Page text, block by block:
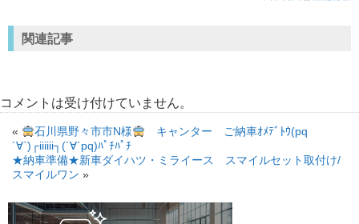
関連記事
コメントは受け付けていません。
« 石川県野々市市N様
キャンター ご納車ｵﾒﾃﾞﾄｳ(pq
´∀`)┌iiiiii┐(´∀`pq)ﾊﾟﾁﾊﾟﾁ
★納車準備★新車ダイハツ・ミライース スマイルセット取付け/
スマイルワン »